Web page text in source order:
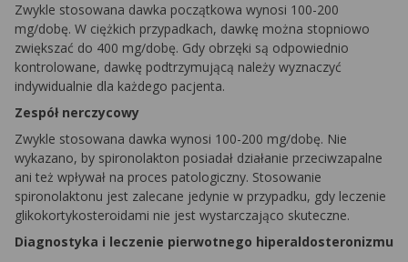
Zwykle stosowana dawka początkowa wynosi 100-200
mg/dobę. W ciężkich przypadkach, dawkę można stopniowo
zwiększać do 400 mg/dobę. Gdy obrzęki są odpowiednio
kontrolowane, dawkę podtrzymującą należy wyznaczyć
indywidualnie dla każdego pacjenta.
Zespół nerczycowy
Zwykle stosowana dawka wynosi 100-200 mg/dobę. Nie
wykazano, by spironolakton posiadał działanie przeciwzapalne
ani też wpływał na proces patologiczny. Stosowanie
spironolaktonu jest zalecane jedynie w przypadku, gdy leczenie
glikokortykosteroidami nie jest wystarczająco skuteczne.
Diagnostyka i leczenie pierwotnego hiperaldosteronizmu